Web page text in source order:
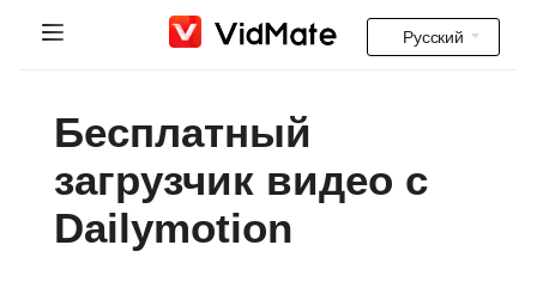
популярные проблемы
Русский
English
Бесплатный
загрузчик видео с
Dailymotion